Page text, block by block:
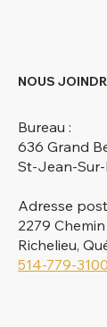
NOUS
Bureau :
636 Grand
St-Jean-Sur-
Adresse
2279
Richelieu,
514-779-3100